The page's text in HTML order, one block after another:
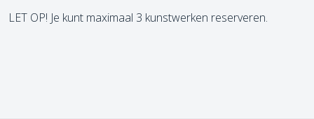
LET OP! Je kunt maximaal 3 kunstwerken reserveren.